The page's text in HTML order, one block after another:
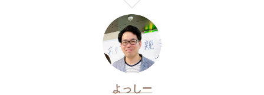
よっしー